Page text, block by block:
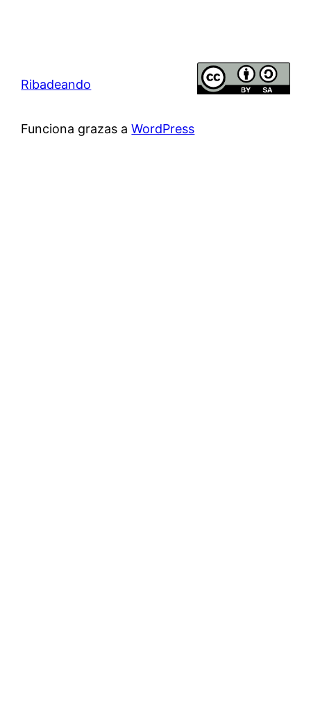
Ribadeando
Funciona grazas aWordPress